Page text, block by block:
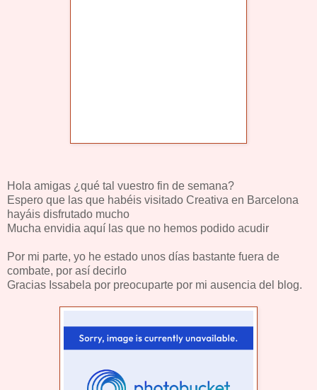
Hola amigas ¿qué tal vuestro fin de semana?
Espero que las que habéis visitado Creativa en Barcelona
hayáis disfrutado mucho
Mucha envidia aquí las que no hemos podido acudir
Por mi parte, yo he estado unos días bastante fuera de
combate, por así decirlo
Gracias Issabela por preocuparte por mi ausencia del blog.